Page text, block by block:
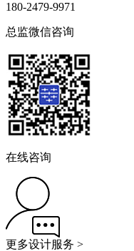
180-2479-9971
总监微信咨询
在线咨询
更多设计服务 >